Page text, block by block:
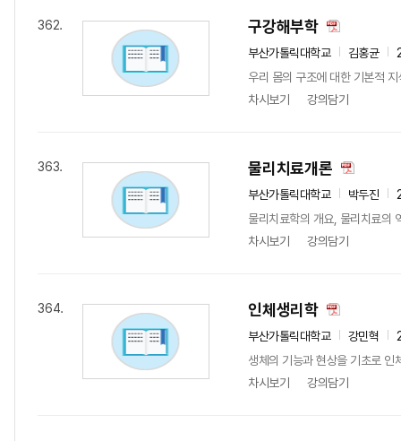
362. 구강해부학
부산가톨릭대학교 김홍균
우리 몸의 구조에 대한 기본적
차시보기
강의담기
363. 물리치료개론
부산가톨릭대학교 박두진
물리치료학의 개요, 물리치료의
차시보기
강의담기
364. 인체생리학
부산가톨릭대학교 강민혁
생체의 기능과 현상을 기초로 인
차시보기
강의담기